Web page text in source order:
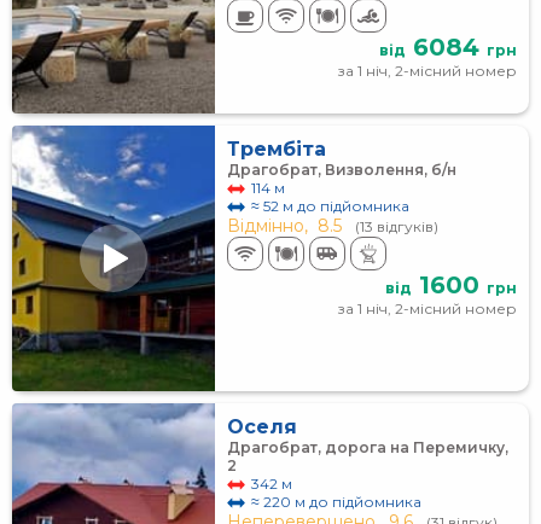
від 6084 грн
за 1 ніч, 2-місний номер
Трембіта
Драгобрат, Визволення, б/н
114 м
≈ 52 м до підйомника
Відмінно, 8.5 (13 відгуків)
від 1600 грн
за 1 ніч, 2-місний номер
Оселя
Драгобрат, дорога на Перемичку,
2
342 м
≈ 220 м до підйомника